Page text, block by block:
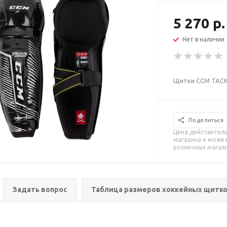
5 270 р.
Нет в наличии
Щитки CCM
Поделиться
Цена
магазина и
розничных
Задать вопрос Таблица размеров хоккейных